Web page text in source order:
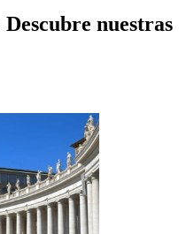
Descubre nuestras